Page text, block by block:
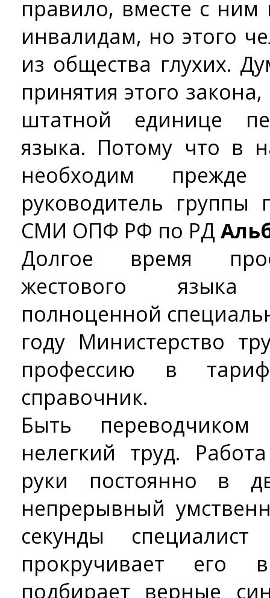
правило, вместе с
инвалидам, но этого
из общества глухих.
принятия этого
штатной единице
языка. Потому что в
необходим
руководитель группы
СМИ ОПФ РФ по РД
Долгое время
жестового
полноценной
году Министерство
профессию в
справочник.
Быть
нелегкий труд.
руки постоянно в
непрерывный
секунды специалист
прокручивает его
подбирает верные